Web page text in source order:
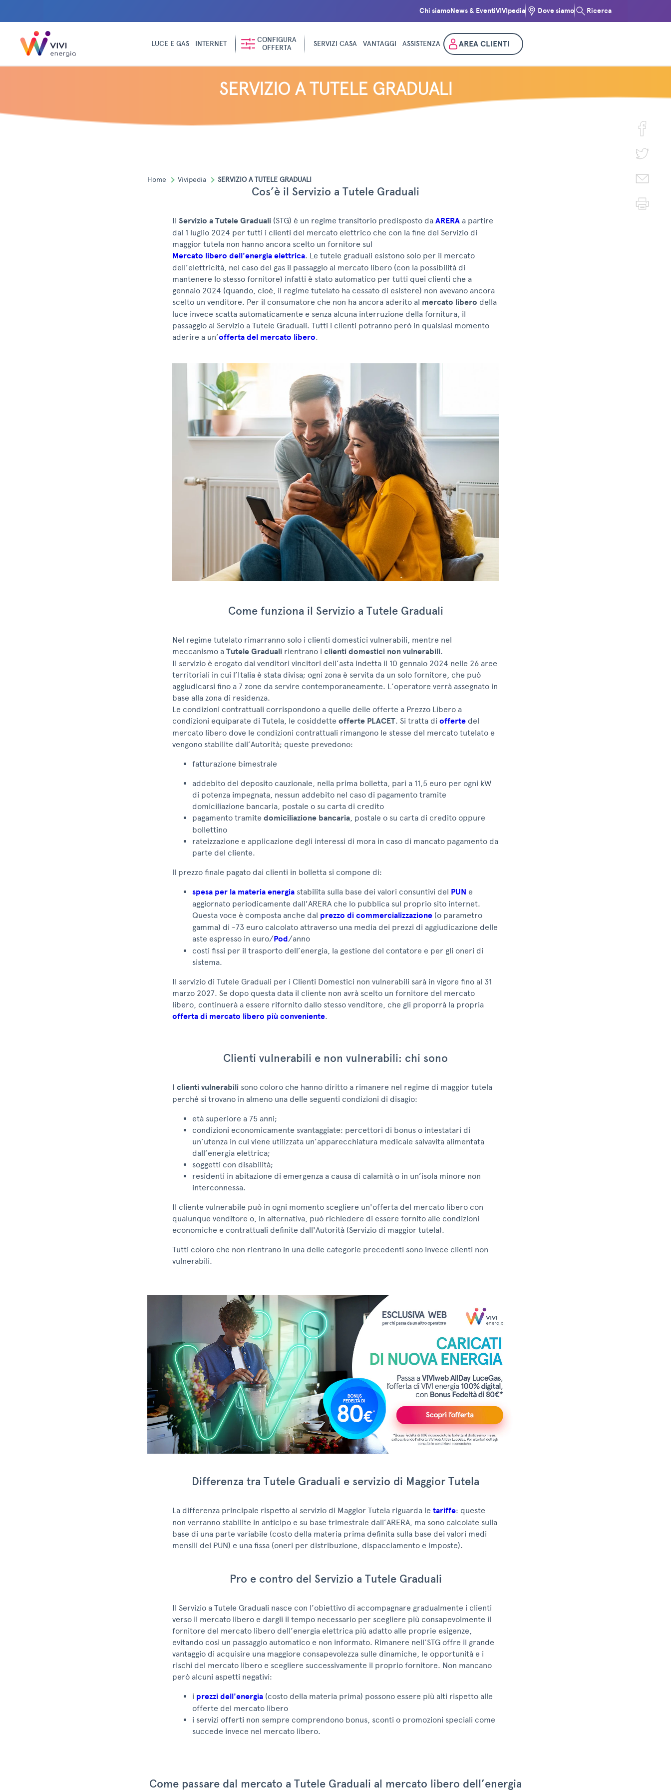
Chi siamoNews & EventiVIVIpedia Dove siamo Ricerca
LUCE E GAS INTERNET
CONFIGURA
OFFERTA
SERVIZI CASA VANTAGGI ASSISTENZA AREA CLIENTI
SERVIZIO A TUTELE GRADUALI
Home Vivipedia SERVIZIO A TUTELE GRADUALI
Cos’è il Servizio a Tutele Graduali
Il Servizio a Tutele Graduali (STG) è un regime transitorio predisposto da ARERA a partire
dal 1 luglio 2024 per tutti i clienti del mercato elettrico che con la fine del Servizio di
maggior tutela non hanno ancora scelto un fornitore sul
Mercato libero dell'energia elettrica. Le tutele graduali esistono solo per il mercato
dell’elettricità, nel caso del gas il passaggio al mercato libero (con la possibilità di
mantenere lo stesso fornitore) infatti è stato automatico per tutti quei clienti che a
gennaio 2024 (quando, cioè, il regime tutelato ha cessato di esistere) non avevano ancora
scelto un venditore. Per il consumatore che non ha ancora aderito al mercato libero della
luce invece scatta automaticamente e senza alcuna interruzione della fornitura, il
passaggio al Servizio a Tutele Graduali. Tutti i clienti potranno però in qualsiasi momento
aderire a un’offerta del mercato libero.
Come funziona il Servizio a Tutele Graduali
Nel regime tutelato rimarranno solo i clienti domestici vulnerabili, mentre nel
meccanismo a Tutele Graduali rientrano i clienti domestici non vulnerabili.
Il servizio è erogato dai venditori vincitori dell’asta indetta il 10 gennaio 2024 nelle 26 aree
territoriali in cui l’Italia è stata divisa; ogni zona è servita da un solo fornitore, che può
aggiudicarsi fino a 7 zone da servire contemporaneamente. L’operatore verrà assegnato in
base alla zona di residenza.
Le condizioni contrattuali corrispondono a quelle delle offerte a Prezzo Libero a
condizioni equiparate di Tutela, le cosiddette offerte PLACET. Si tratta di offerte del
mercato libero dove le condizioni contrattuali rimangono le stesse del mercato tutelato e
vengono stabilite dall’Autorità; queste prevedono:
fatturazione bimestrale
addebito del deposito cauzionale, nella prima bolletta, pari a 11,5 euro per ogni kW
di potenza impegnata, nessun addebito nel caso di pagamento tramite
domiciliazione bancaria, postale o su carta di credito
pagamento tramite domiciliazione bancaria, postale o su carta di credito oppure
bollettino
rateizzazione e applicazione degli interessi di mora in caso di mancato pagamento da
parte del cliente.
ll prezzo finale pagato dai clienti in bolletta si compone di:
spesa per la materia energia stabilita sulla base dei valori consuntivi del PUN e
aggiornato periodicamente dall'ARERA che lo pubblica sul proprio sito internet.
Questa voce è composta anche dal prezzo di commercializzazione (o parametro
gamma) di -73 euro calcolato attraverso una media dei prezzi di aggiudicazione delle
aste espresso in euro/Pod/anno
costi fissi per il trasporto dell’energia, la gestione del contatore e per gli oneri di
sistema.
Il servizio di Tutele Graduali per i Clienti Domestici non vulnerabili sarà in vigore fino al 31
marzo 2027. Se dopo questa data il cliente non avrà scelto un fornitore del mercato
libero, continuerà a essere rifornito dallo stesso venditore, che gli proporrà la propria
offerta di mercato libero più conveniente.
Clienti vulnerabili e non vulnerabili: chi sono
I clienti vulnerabili sono coloro che hanno diritto a rimanere nel regime di maggior tutela
perché si trovano in almeno una delle seguenti condizioni di disagio:
età superiore a 75 anni;
condizioni economicamente svantaggiate: percettori di bonus o intestatari di
un’utenza in cui viene utilizzata un’apparecchiatura medicale salvavita alimentata
dall’energia elettrica;
soggetti con disabilità;
residenti in abitazione di emergenza a causa di calamità o in un’isola minore non
interconnessa.
Il cliente vulnerabile può in ogni momento scegliere un'offerta del mercato libero con
qualunque venditore o, in alternativa, può richiedere di essere fornito alle condizioni
economiche e contrattuali definite dall'Autorità (Servizio di maggior tutela).
Tutti coloro che non rientrano in una delle categorie precedenti sono invece clienti non
vulnerabili.
Differenza tra Tutele Graduali e servizio di Maggior Tutela
La differenza principale rispetto al servizio di Maggior Tutela riguarda le tariffe: queste
non verranno stabilite in anticipo e su base trimestrale dall’ARERA, ma sono calcolate sulla
base di una parte variabile (costo della materia prima definita sulla base dei valori medi
mensili del PUN) e una fissa (oneri per distribuzione, dispacciamento e imposte).
Pro e contro del Servizio a Tutele Graduali
Il Servizio a Tutele Graduali nasce con l’obiettivo di accompagnare gradualmente i clienti
verso il mercato libero e dargli il tempo necessario per scegliere più consapevolmente il
fornitore del mercato libero dell’energia elettrica più adatto alle proprie esigenze,
evitando così un passaggio automatico e non informato. Rimanere nell’STG offre il grande
vantaggio di acquisire una maggiore consapevolezza sulle dinamiche, le opportunità e i
rischi del mercato libero e scegliere successivamente il proprio fornitore. Non mancano
però alcuni aspetti negativi:
i prezzi dell'energia (costo della materia prima) possono essere più alti rispetto alle
offerte del mercato libero
i servizi offerti non sempre comprendono bonus, sconti o promozioni speciali come
succede invece nel mercato libero.
Come passare dal mercato a Tutele Graduali al mercato libero dell’energia